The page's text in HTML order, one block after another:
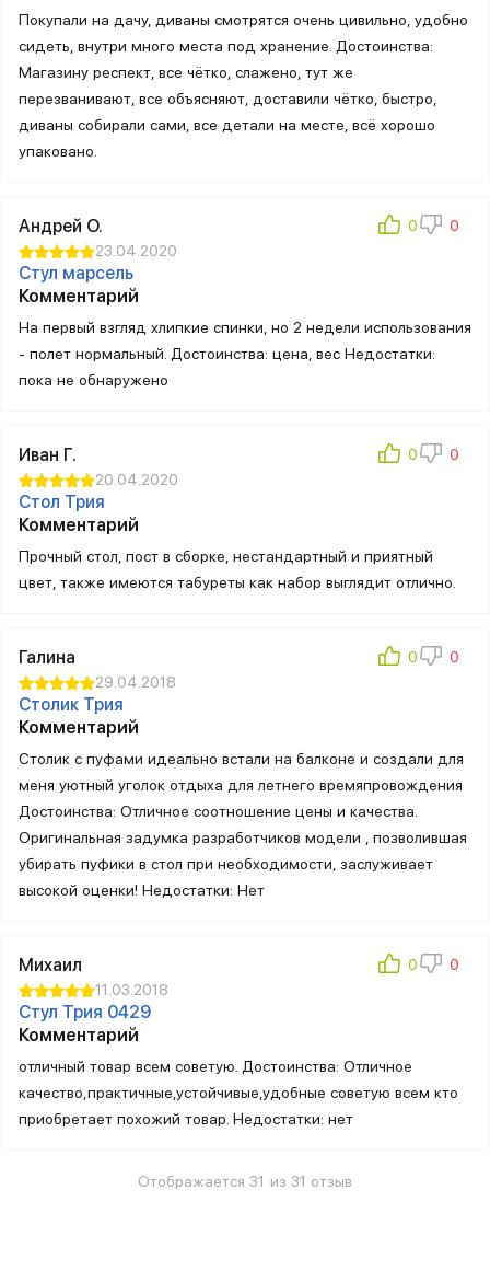
Покупали на дачу, диваны смотрятся очень цивильно, удобно
сидеть, внутри много места под хранение. Достоинства:
Магазину респект, все чётко, слажено, тут же
перезванивают, все объясняют, доставили чётко, быстро,
диваны собирали сами, все детали на месте, всё хорошо
упаковано.
Андрей О.
23.04.2020
Стул марсель
Комментарий
На первый взгляд хлипкие спинки, но 2 недели использования
- полет нормальный. Достоинства: цена, вес Недостатки:
пока не обнаружено
Иван Г.
20.04.2020
Стол Трия
Комментарий
Прочный стол, пост в сборке, нестандартный и приятный
цвет, также имеются табуреты как набор выглядит отлично.
Галина
29.04.2018
Столик Трия
Комментарий
Столик с пуфами идеально встали на балконе и создали для
меня уютный уголок отдыха для летнего времяпровождения
Достоинства: Отличное соотношение цены и качества.
Оригинальная задумка разработчиков модели , позволившая
убирать пуфики в стол при необходимости, заслуживает
высокой оценки! Недостатки: Нет
Михаил
11.03.2018
Стул Трия 0429
Комментарий
отличный товар всем советую. Достоинства: Отличное
качество,практичные,устойчивые,удобные советую всем кто
приобретает похожий товар. Недостатки: нет
Отображается 31 из 31 отзыв